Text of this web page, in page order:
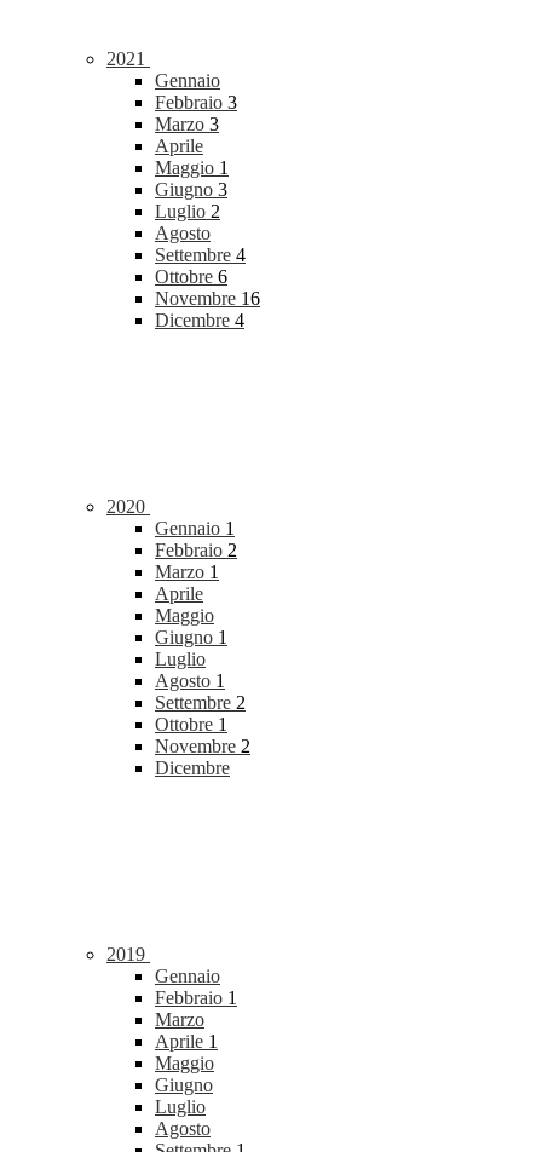
2021
Gennaio
Febbraio 3
Marzo 3
Aprile
Maggio 1
Giugno 3
Luglio 2
Agosto
Settembre 4
Ottobre 6
Novembre 16
Dicembre 4
2020
Gennaio 1
Febbraio 2
Marzo 1
Aprile
Maggio
Giugno 1
Luglio
Agosto 1
Settembre 2
Ottobre 1
Novembre 2
Dicembre
2019
Gennaio
Febbraio 1
Marzo
Aprile 1
Maggio
Giugno
Luglio
Agosto